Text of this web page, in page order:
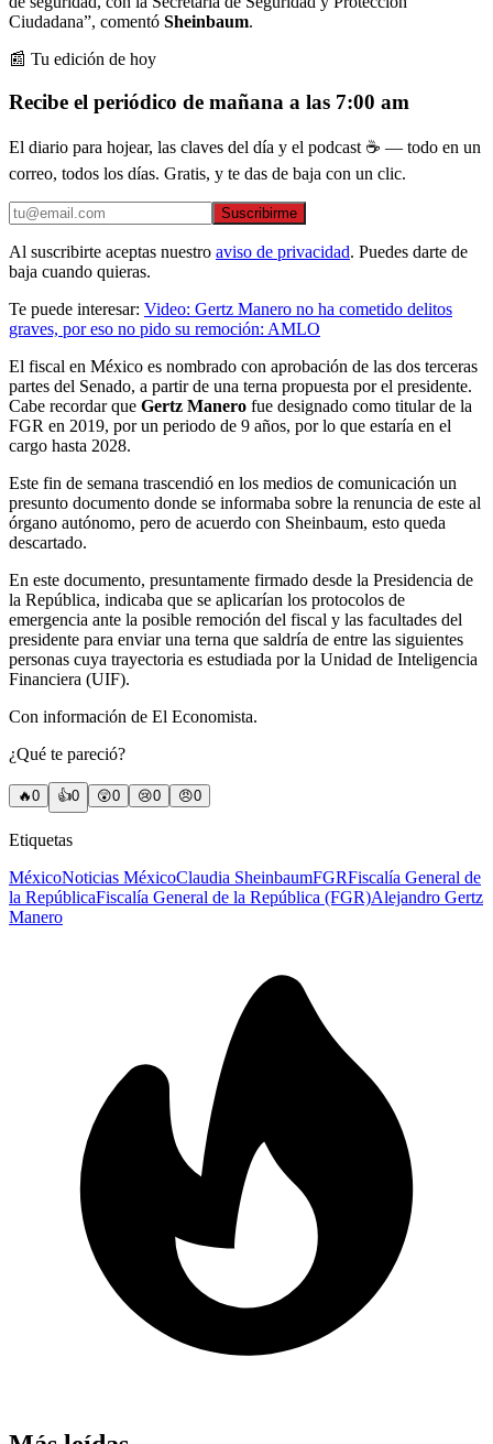
Ciudadana”, comentó Sheinbaum.
📰 Tu edición de hoy
Recibe el periódico de mañana a las 7:00 am
El diario para hojear, las claves del día y el podcast ☕ — todo en un
correo, todos los días. Gratis, y te das de baja con un clic.
Suscribirme
Al suscribirte aceptas nuestro aviso de privacidad. Puedes darte de
baja cuando quieras.
Te puede interesar: Video: Gertz Manero no ha cometido delitos
graves, por eso no pido su remoción: AMLO
El fiscal en México es nombrado con aprobación de las dos terceras
partes del Senado, a partir de una terna propuesta por el presidente.
Cabe recordar que Gertz Manero fue designado como titular de la
FGR en 2019, por un periodo de 9 años, por lo que estaría en el
cargo hasta 2028.
Este fin de semana trascendió en los medios de comunicación un
presunto documento donde se informaba sobre la renuncia de este al
órgano autónomo, pero de acuerdo con Sheinbaum, esto queda
descartado.
En este documento, presuntamente firmado desde la Presidencia de
la República, indicaba que se aplicarían los protocolos de
emergencia ante la posible remoción del fiscal y las facultades del
presidente para enviar una terna que saldría de entre las siguientes
personas cuya trayectoria es estudiada por la Unidad de Inteligencia
Financiera (UIF).
Con información de El Economista.
¿Qué te pareció?
🔥0 👍0 😲0 😢0 😠0
Etiquetas
MéxicoNoticias MéxicoClaudia SheinbaumFGRFiscalía General de
la RepúblicaFiscalía General de la República (FGR)Alejandro Gertz
Manero